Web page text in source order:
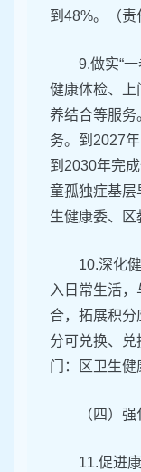
到48%。（责
9.做实“
健康体检、上
养结合等服务
务。到2027
到2030年完
童孤独症基层
生健康委、区
10.深化
入日常生活
合，拓展积分
分可兑换、兑
门：区卫生健
（四）
11.促进